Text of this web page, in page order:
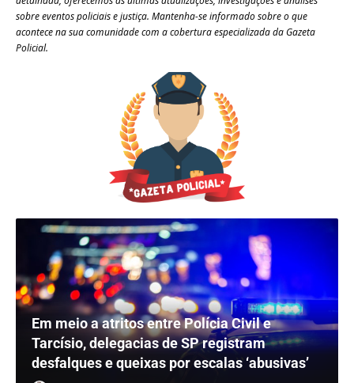
sobre eventos policiais e justiça. Mantenha-se informado sobre o que
acontece na sua comunidade com a cobertura especializada da Gazeta
Policial.
Em meio a atritos entre Polícia Civil e
Tarcísio, delegacias de SP registram
desfalques e queixas por escalas ‘abusivas’